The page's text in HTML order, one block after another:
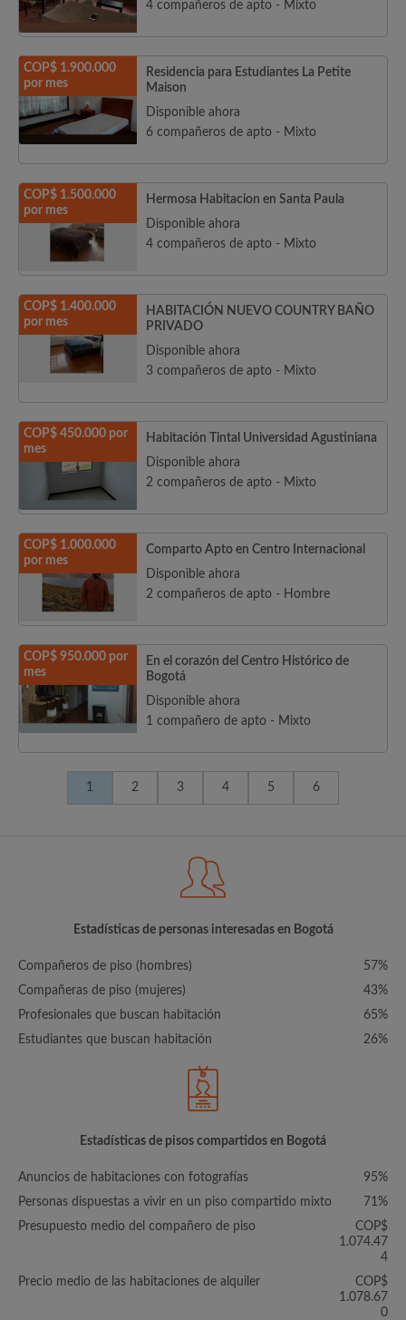
4 compañeros de apto - Mixto
COP$ 1.900.000
por mes
Residencia para Estudiantes La Petite
Maison
Disponible ahora
6 compañeros de apto - Mixto
COP$ 1.500.000
por mes
Hermosa Habitacion en Santa Paula
Disponible ahora
4 compañeros de apto - Mixto
COP$ 1.400.000
por mes
HABITACIÓN NUEVO COUNTRY BAÑO
PRIVADO
Disponible ahora
3 compañeros de apto - Mixto
COP$ 450.000 por
mes
Habitación Tintal Universidad Agustiniana
Disponible ahora
2 compañeros de apto - Mixto
COP$ 1.000.000
por mes
Comparto Apto en Centro Internacional
Disponible ahora
2 compañeros de apto - Hombre
COP$ 950.000 por
mes
En el corazón del Centro Histórico de
Bogotá
Disponible ahora
1 compañero de apto - Mixto
1 2 3 4 5 6
Estadísticas de personas interesadas en Bogotá
Compañeros de piso (hombres)
57%
Compañeras de piso (mujeres)
43%
Profesionales que buscan habitación
65%
Estudiantes que buscan habitación
26%
Estadísticas de pisos compartidos en Bogotá
Anuncios de habitaciones con fotografías
95%
Personas dispuestas a vivir en un piso compartido mixto
71%
Presupuesto medio del compañero de piso
COP$
1.074.47
4
Precio medio de las habitaciones de alquiler
COP$
1.078.67
0